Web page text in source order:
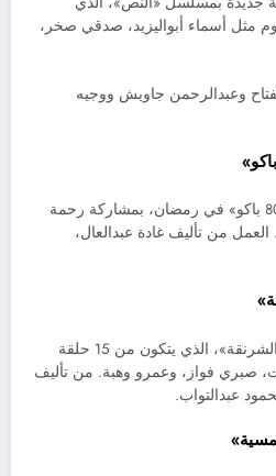
مثل أسماء أبواليزيد، صدقي صخر،
وعبدالرحمن جاويش ووجيه
تقدم هدى المفتي مسلسل «80 باكو» في رمضان، بمشاركة رحمة
من تأليف غادة عبدالعال،
يشارك أحمد داود بمسلسل «الشرنقة»، الذي يتكون من 15 حلقة
صبري فواز، وعمرو وهبة. من تأليف
عبدالتواب.